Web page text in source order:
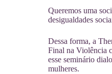
Queremos uma
desigualdades
Dessa forma, a
Final na Violência
esse seminário
mulheres.